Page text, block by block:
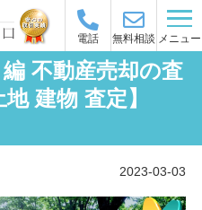
電話 無料相談 メニュー
不動産売却の査
建物 査定】
2023-03-03